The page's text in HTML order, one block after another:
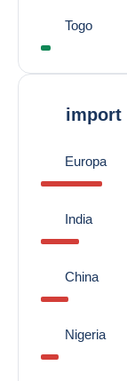
Togo
import
Europa
India
China
Nigeria